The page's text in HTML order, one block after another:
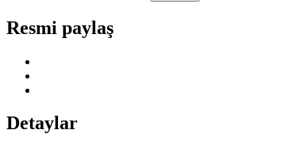
Resmi paylaş
Detaylar